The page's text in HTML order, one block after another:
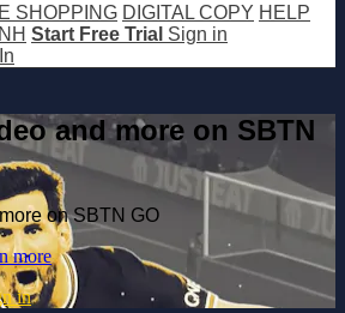
SHOPPING DIGITAL COPY HELP
Start Free Trial Sign in
and more on SBTN
on SBTN GO
more
in